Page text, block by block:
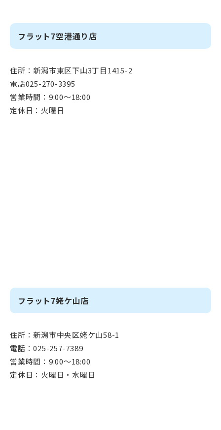
フラット7空港通り店
住所：新潟市東区下山3丁目1415-2
電話025-270-3395
営業時間：9:00～18:00
定休日：火曜日
フラット7姥ケ山店
住所：新潟市中央区姥ケ山58-1
電話：025-257-7389
営業時間：9:00～18:00
定休日：火曜日・水曜日